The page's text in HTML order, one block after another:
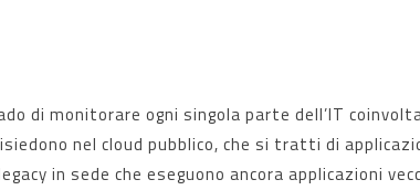
di monitorare ogni singola parte dell’IT
nel cloud pubblico, che si tratti di
in sede che eseguono ancora applicazioni